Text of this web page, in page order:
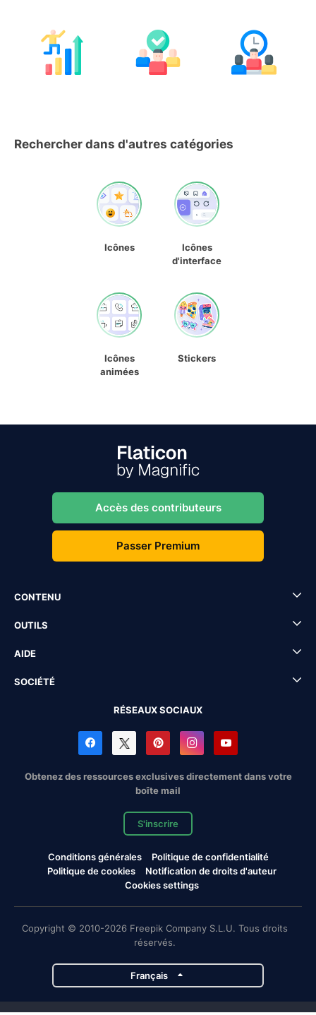
Rechercher dans d'autres catégories
Icônes
Icônes
d'interface
Icônes
animées
Stickers
Accès des contributeurs
Passer Premium
CONTENU
OUTILS
AIDE
SOCIÉTÉ
RÉSEAUX SOCIAUX
Obtenez des ressources exclusives directement dans votre
boîte mail
S'inscrire
Conditions générales
Politique de confidentialité
Politique de cookies
Notification de droits d'auteur
Cookies settings
Copyright © 2010-2026 Freepik Company S.L.U. Tous droits
réservés.
Français